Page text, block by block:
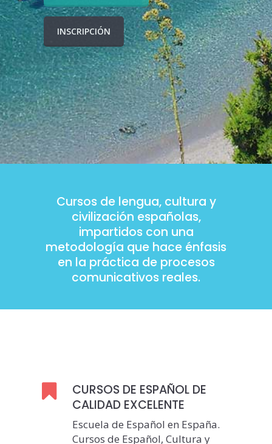
INSCRIPCIÓN
Cursos de lengua, cultura y
civilización españolas,
impartidos con una
metodología que hace énfasis
en la práctica de procesos
comunicativos reales.
CURSOS DE ESPAÑOL DE
CALIDAD EXCELENTE
Escuela de Español en España.
Cursos de Español, Cultura y